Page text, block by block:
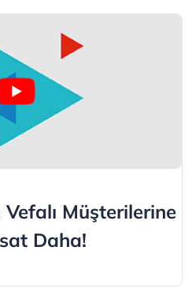
Müşterilerine
Daha!